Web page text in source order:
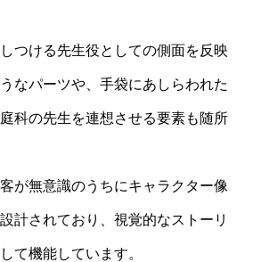
つける先生役としての側面を反映
なパーツや、手袋にあしらわれた
科の先生を連想させる要素も随所
が無意識のうちにキャラクター像
計されており、視覚的なストーリ
て機能しています。